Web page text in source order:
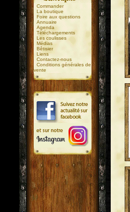
Commander
La boutique
Foire aux questions
Annuaire
Agenda
Téléchargements
Les coulisses
Médias
Bêtisier
Liens
Contactez-nous
Conditions générales de
vente